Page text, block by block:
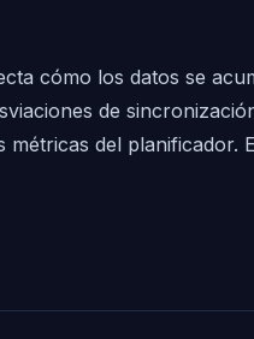
cómo los datos se
de
del planificador.